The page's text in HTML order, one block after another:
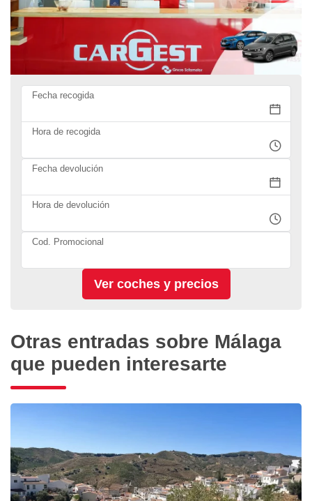
Fecha recogida
Hora de recogida
Fecha devolución
Hora de devolución
Cod. Promocional
Otras entradas sobre Málaga
que pueden interesarte